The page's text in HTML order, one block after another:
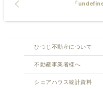
「
ひつじ不動産について
不動産事業者様へ
シェアハウス統計資料